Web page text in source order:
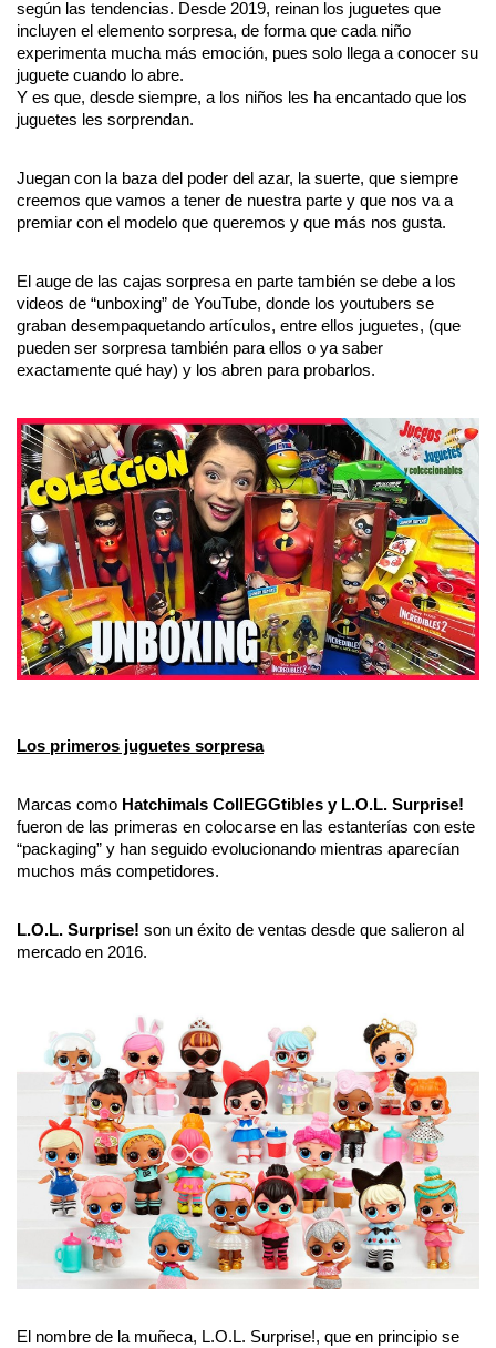
según las tendencias. Desde 2019, reinan los juguetes que
incluyen el elemento sorpresa, de forma que cada niño
experimenta mucha más emoción, pues solo llega a conocer su
juguete cuando lo abre.
Y es que, desde siempre, a los niños les ha encantado que los
juguetes les sorprendan.
Juegan con la baza del poder del azar, la suerte, que siempre
creemos que vamos a tener de nuestra parte y que nos va a
premiar con el modelo que queremos y que más nos gusta.
El auge de las cajas sorpresa en parte también se debe a los
videos de “unboxing” de YouTube, donde los youtubers se
graban desempaquetando artículos, entre ellos juguetes, (que
pueden ser sorpresa también para ellos o ya saber
exactamente qué hay) y los abren para probarlos.
Los primeros juguetes sorpresa
Marcas como Hatchimals CollEGGtibles y L.O.L. Surprise!
fueron de las primeras en colocarse en las estanterías con este
“packaging” y han seguido evolucionando mientras aparecían
muchos más competidores.
L.O.L. Surprise! son un éxito de ventas desde que salieron al
mercado en 2016.
El nombre de la muñeca, L.O.L. Surprise!, que en principio se